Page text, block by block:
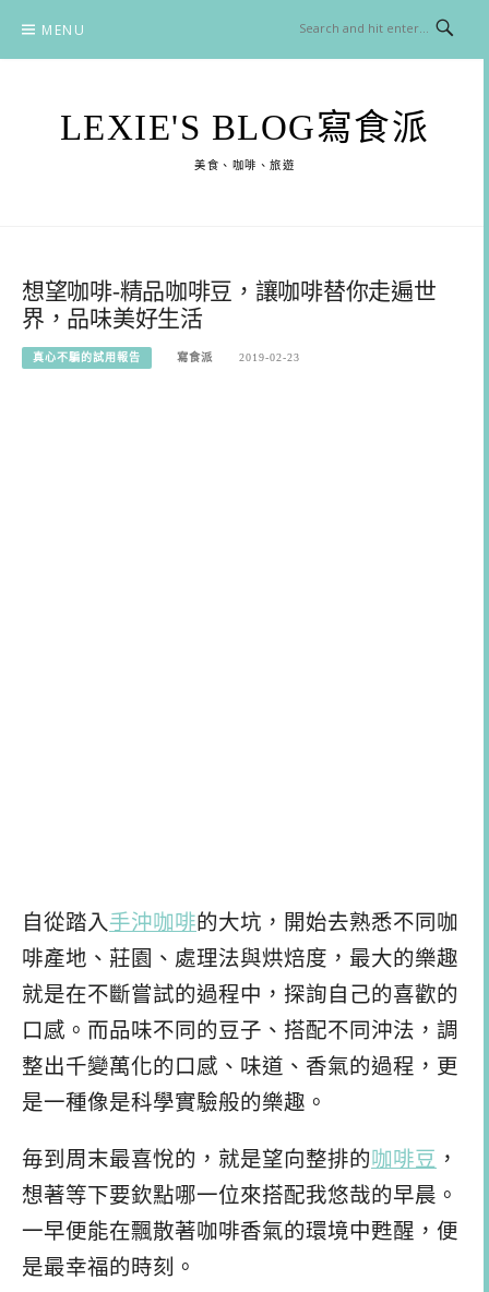
content
MENU
LEXIE'S BLOG寫食派
美食、咖啡、旅遊
想望咖啡-精品咖啡豆，讓咖啡替你走遍世
界，品味美好生活
真心不騙的試用報告 寫食派 2019-02-23
自從踏入手沖咖啡的大坑，開始去熟悉不同咖
啡產地、莊園、處理法與烘焙度，最大的樂趣
就是在不斷嘗試的過程中，探詢自己的喜歡的
口感。而品味不同的豆子、搭配不同沖法，調
整出千變萬化的口感、味道、香氣的過程，更
是一種像是科學實驗般的樂趣。
毎到周末最喜悅的，就是望向整排的咖啡豆 ，
想著等下要欽點哪一位來搭配我悠哉的早晨。
一早便能在飄散著咖啡香氣的環境中甦醒，便
是最幸福的時刻。